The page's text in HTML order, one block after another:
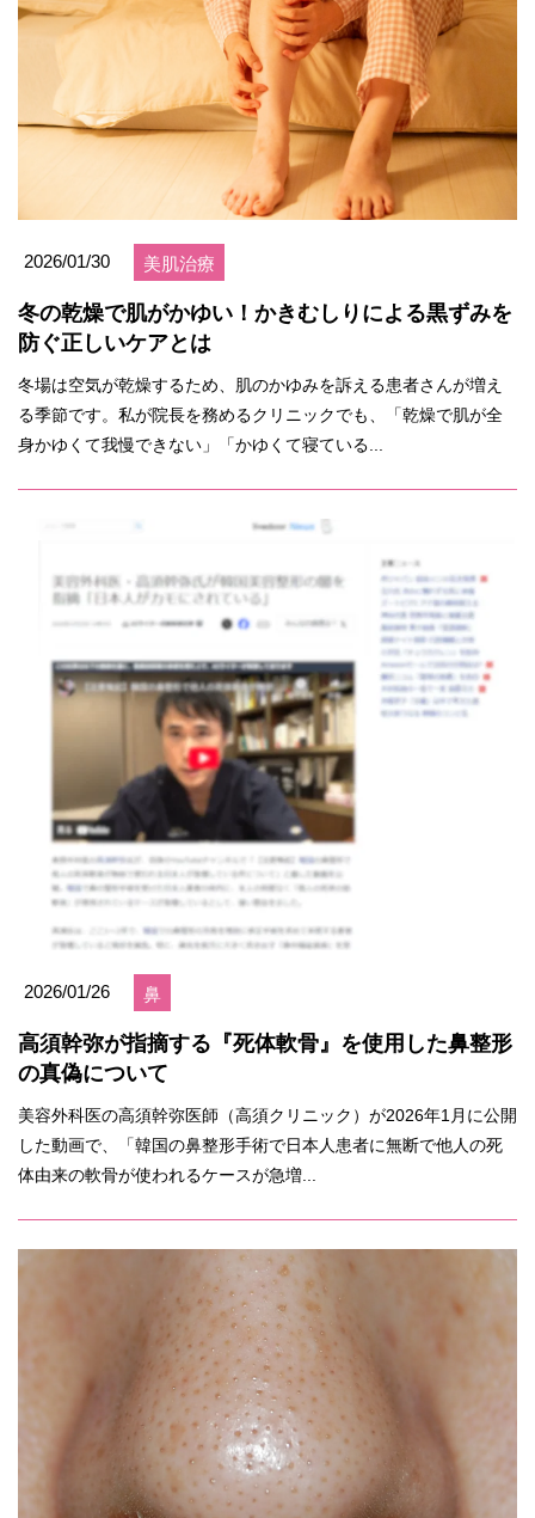
2026/01/30 美肌治療
冬の乾燥で肌がかゆい！かきむしりによる黒ずみを
防ぐ正しいケアとは
冬場は空気が乾燥するため、肌のかゆみを訴える患者さんが増え
る季節です。私が院長を務めるクリニックでも、「乾燥で肌が全
身かゆくて我慢できない」「かゆくて寝ている...
2026/01/26 鼻
高須幹弥が指摘する『死体軟骨』を使用した鼻整形
の真偽について
美容外科医の高須幹弥医師（高須クリニック）が2026年1月に公開
した動画で、「韓国の鼻整形手術で日本人患者に無断で他人の死
体由来の軟骨が使われるケースが急増...